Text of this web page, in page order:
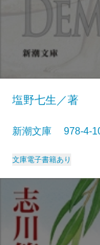
塩野七生／著
新潮文庫 978-4-
文庫電子書籍あり